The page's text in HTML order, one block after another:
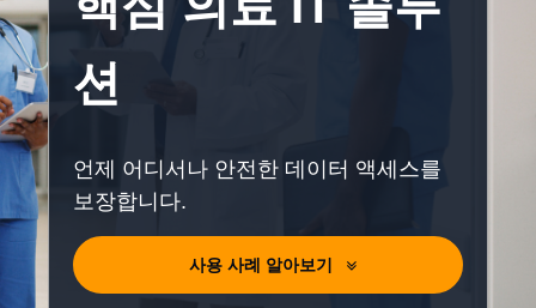
사례 연구
리소스
션
언제 어디서나 안전한 데이터 액세스를
보장합니다.
사용 사례 알아보기